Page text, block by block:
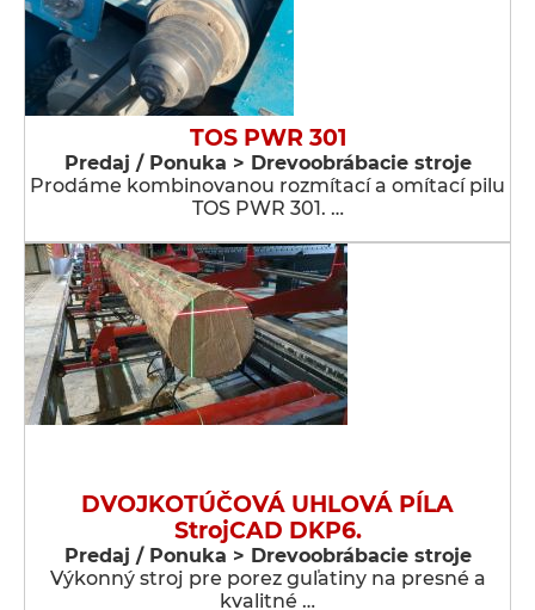
TOS PWR 301
Predaj / Ponuka > Drevoobrábacie stroje
Prodáme kombinovanou rozmítací a omítací pilu
TOS PWR 301. …
DVOJKOTÚČOVÁ UHLOVÁ PÍLA
StrojCAD DKP6.
Predaj / Ponuka > Drevoobrábacie stroje
Výkonný stroj pre porez guľatiny na presné a
kvalitné …